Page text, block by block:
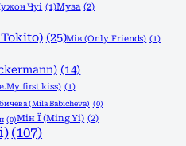
Чуі (1)Муза (2)
Tokito) (25)Мів (Only Friends) (1)
(14)
first kiss) (1)
(Mila Babicheva) (0)
(0)Мін Ї (Ming Yi) (2)
(107)